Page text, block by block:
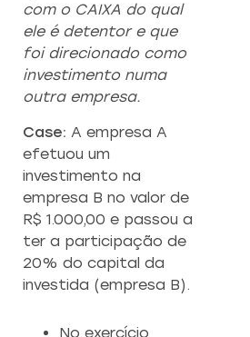
com o CAIXA do qual
ele é detentor e que
foi direcionado como
investimento numa
outra empresa.
Case: A empresa A
efetuou um
investimento na
empresa B no valor de
R$ 1.000,00 e passou a
ter a participação de
20% do capital da
investida (empresa B).
No exercício